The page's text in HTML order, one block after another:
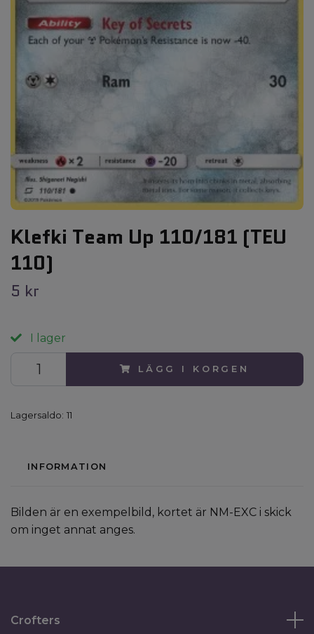
Klefki Team Up 110/181 (TEU
110)
5 kr
I lager
LÄGG I KORGEN
Lagersaldo: 11
INFORMATION
Bilden är en exempelbild, kortet är NM-EXC i skick
om inget annat anges.
Crofters